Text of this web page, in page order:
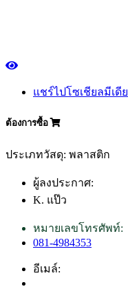
แชร์ไปโซเชียลมีเดีย
ต้องการซื้อ
ประเภทวัสดุ: พลาสติก
ผู้ลงประกาศ:
K. แป๊ว
หมายเลขโทรศัพท์:
081-4984353
อีเมล์: